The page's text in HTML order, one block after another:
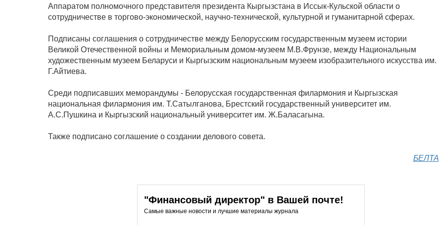
Аппаратом полномочного представителя президента Кыргызстана в Иссык-Кульской области о
сотрудничестве в торгово-экономической, научно-технической, культурной и гуманитарной сферах.
Подписаны соглашения о сотрудничестве между Белорусским государственным музеем истории
Великой Отечественной войны и Мемориальным домом-музеем М.В.Фрунзе, между Национальным
художественным музеем Беларуси и Кыргызским национальным музеем изобразительного искусства им.
Г.Айтиева.
Среди подписавших меморандумы - Белорусская государственная филармония и Кыргызская
национальная филармония им. Т.Сатылганова, Брестский государственный университет им.
А.С.Пушкина и Кыргызский национальный университет им. Ж.Баласагына.
Также подписано соглашение о создании делового совета.
БЕЛТА
"Финансовый директор" в Вашей почте!
Самые важные новости и лучшие материалы журнала